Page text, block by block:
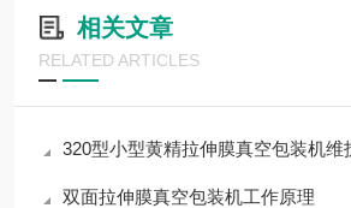
相关文章
RELATED ARTICLES
320型小型黄精拉伸膜真空包装机维
双面拉伸膜真空包装机工作原理